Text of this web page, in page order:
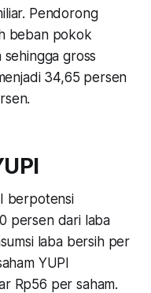
Pendorong
beban pokok
gross
34,65 persen
berpotensi
persen dari laba
laba bersih per
YUPI
Rp56 per saham.